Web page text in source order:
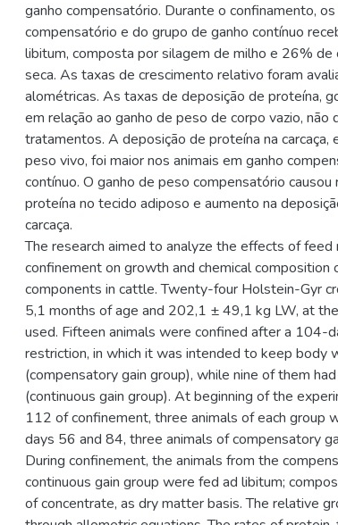
ganho compensatório. Durante o confinamento,
compensatório e do grupo de ganho contínuo
libitum, composta por silagem de milho e 26% de
seca. As taxas de crescimento relativo foram
alométricas. As taxas de deposição de proteína,
em relação ao ganho de peso de corpo vazio, não
tratamentos. A deposição de proteína na carcaça,
peso vivo, foi maior nos animais em ganho
contínuo. O ganho de peso compensatório causou
proteína no tecido adiposo e aumento na
carcaça.
The research aimed to analyze the effects of
confinement on growth and chemical composition
components in cattle. Twenty-four Holstein-Gyr
5,1 months of age and 202,1 ± 49,1 kg LW, at
used. Fifteen animals were confined after a 104-
restriction, in which it was intended to keep body
(compensatory gain group), while nine of them
(continuous gain group). At beginning of the
112 of confinement, three animals of each group
days 56 and 84, three animals of compensatory
During confinement, the animals from the
continuous gain group were fed ad libitum;
of concentrate, as dry matter basis. The relative